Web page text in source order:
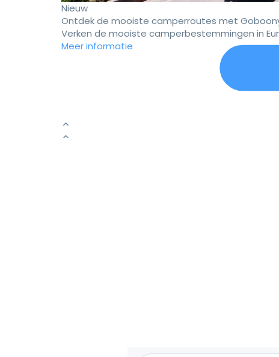
Nieuw
Ontdek de mooiste camperroutes met
Verken de mooiste camperbestemmingen in
Meer informatie